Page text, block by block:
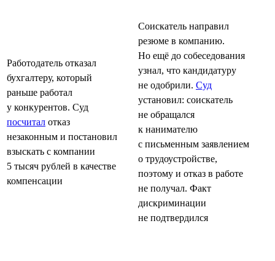
Работодатель отказал
бухгалтеру, который
раньше работал
у конкурентов. Суд
посчитал отказ
незаконным и постановил
взыскать с компании
5 тысяч рублей в качестве
компенсации
Соискатель направил
резюме в компанию.
Но ещё до собеседования
узнал, что кандидатуру
не одобрили. Суд
установил: соискатель
не обращался
к нанимателю
с письменным заявлением
о трудоустройстве,
поэтому и отказ в работе
не получал. Факт
дискриминации
не подтвердился